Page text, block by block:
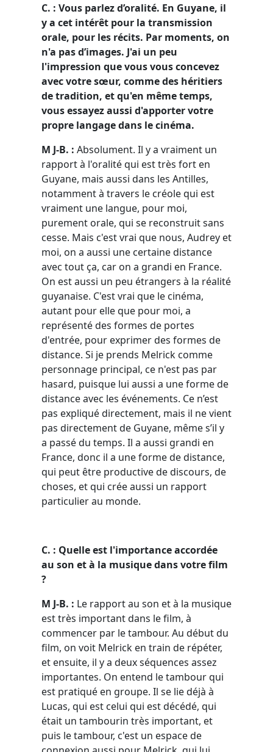
C. : Vous parlez d’oralité. En Guyane, il
y a cet intérêt pour la transmission
orale, pour les récits. Par moments, on
n'a pas d’images. J'ai un peu
l'impression que vous vous concevez
avec votre sœur, comme des héritiers
de tradition, et qu'en même temps,
vous essayez aussi d'apporter votre
propre langage dans le cinéma.
M J-B. : Absolument. Il y a vraiment un
rapport à l'oralité qui est très fort en
Guyane, mais aussi dans les Antilles,
notamment à travers le créole qui est
vraiment une langue, pour moi,
purement orale, qui se reconstruit sans
cesse. Mais c'est vrai que nous, Audrey et
moi, on a aussi une certaine distance
avec tout ça, car on a grandi en France.
On est aussi un peu étrangers à la réalité
guyanaise. C'est vrai que le cinéma,
autant pour elle que pour moi, a
représenté des formes de portes
d'entrée, pour exprimer des formes de
distance. Si je prends Melrick comme
personnage principal, ce n'est pas par
hasard, puisque lui aussi a une forme de
distance avec les événements. Ce n’est
pas expliqué directement, mais il ne vient
pas directement de Guyane, même s’il y
a passé du temps. Il a aussi grandi en
France, donc il a une forme de distance,
qui peut être productive de discours, de
choses, et qui crée aussi un rapport
particulier au monde.
C. : Quelle est l'importance accordée
au son et à la musique dans votre film
?
M J-B. : Le rapport au son et à la musique
est très important dans le film, à
commencer par le tambour. Au début du
film, on voit Melrick en train de répéter,
et ensuite, il y a deux séquences assez
importantes. On entend le tambour qui
est pratiqué en groupe. Il se lie déjà à
Lucas, qui est celui qui est décédé, qui
était un tambourin très important, et
puis le tambour, c'est un espace de